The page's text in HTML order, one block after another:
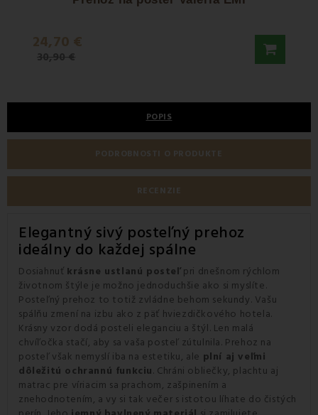
24,70 €
30,90 €
POPIS
PODROBNOSTI O PRODUKTE
RECENZIE
Elegantný sivý posteľný prehoz
ideálny do každej spálne
Dosiahnuť krásne ustlanú posteľ pri dnešnom rýchlom
životnom štýle je možno jednoduchšie ako si myslíte.
Posteľný prehoz to totiž zvládne behom sekundy. Vašu
spálňu zmení na izbu ako z päť hviezdičkového hotela.
Krásny vzor dodá posteli eleganciu a štýl. Len malá
chvíľočka stačí, aby sa vaša posteľ zútulnila. Prehoz na
posteľ však nemyslí iba na estetiku, ale plní aj veľmi
dôležitú ochrannú funkciu. Chráni obliečky, plachtu aj
matrac pre víriacim sa prachom, zašpinením a
znehodnotením, a vy si tak večer s istotou líhate do čistých